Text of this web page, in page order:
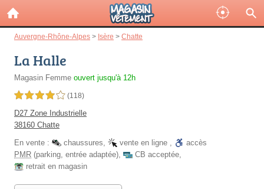
Auvergne-Rhône-Alpes > Isère > Chatte
La Halle
Magasin Femme ouvert jusqu'à 12h
4,0 étoiles sur 5 (118)
D27 Zone Industrielle
38160 Chatte
En vente :
chaussures, vente en ligne ,
accès
PMR (parking, entrée adaptée), CB acceptée,
retrait en magasin